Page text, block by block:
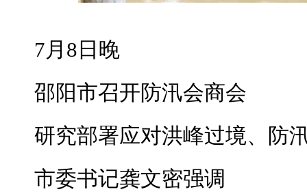
7月8日晚
邵阳市召开防汛会商会
研究部署应对洪峰过境、防
市委书记龚文密强调